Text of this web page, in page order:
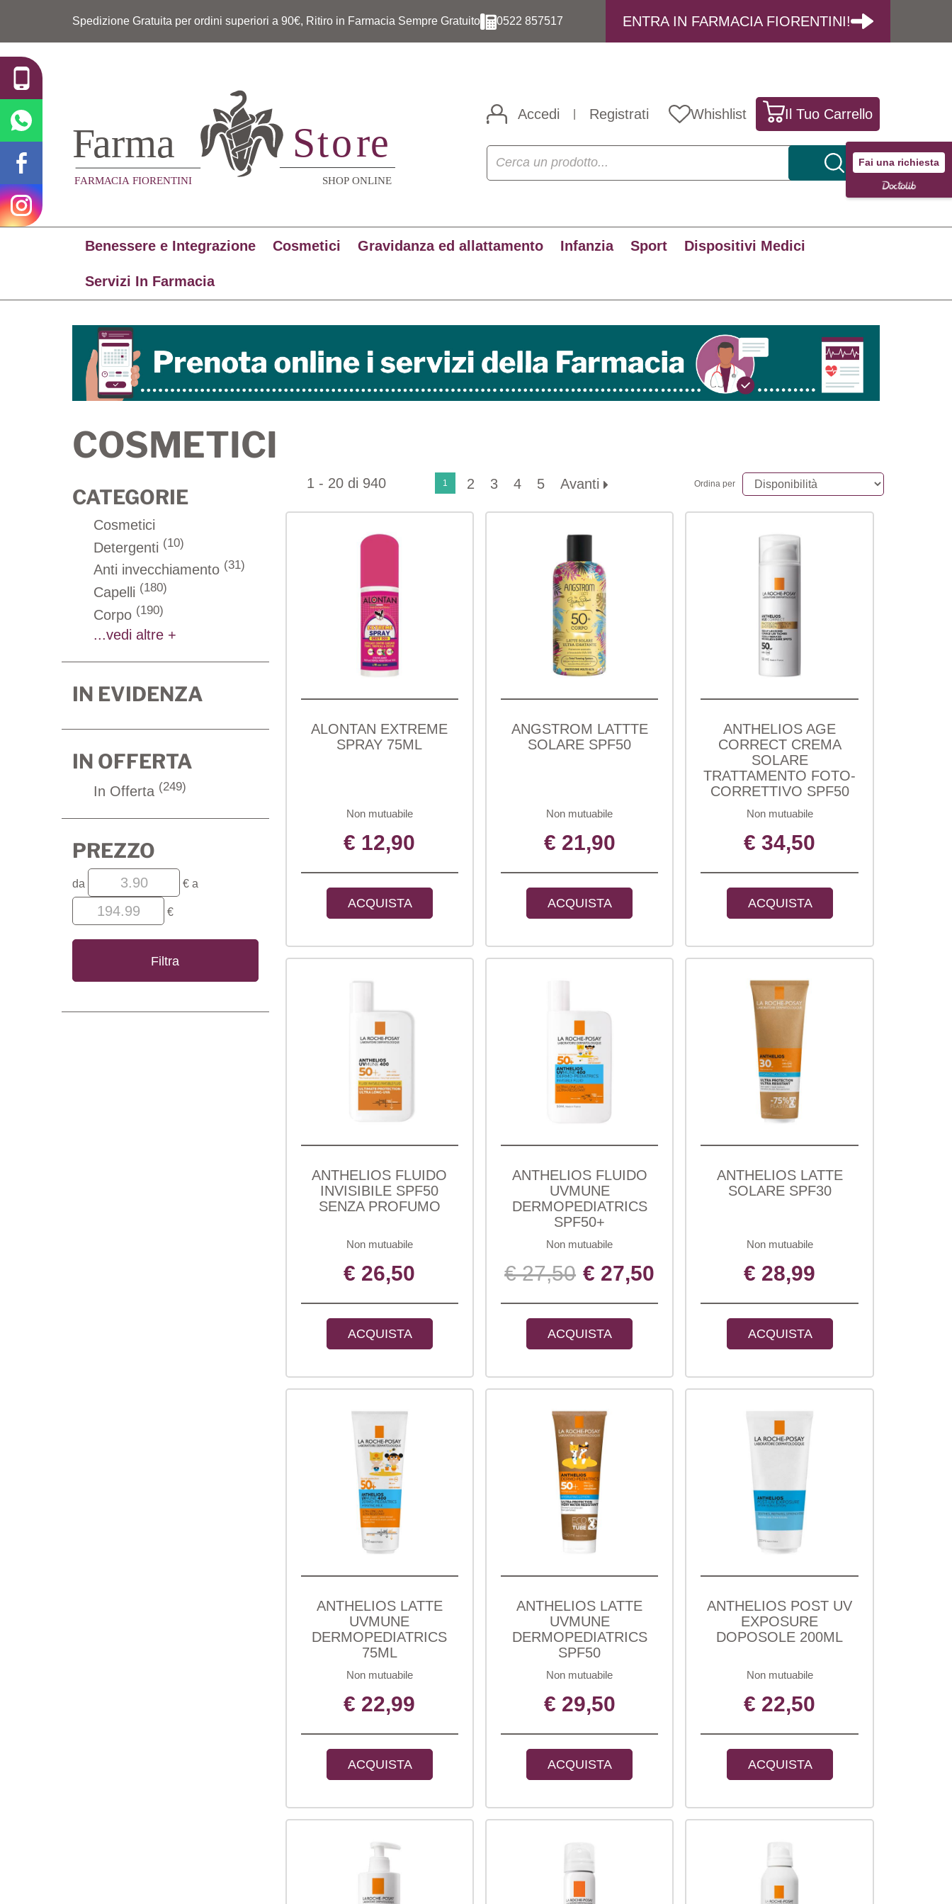
Fai una richiesta
Spedizione Gratuita per ordini superiori a 90€, Ritiro in Farmacia Sempre Gratuito 0522 857517 ENTRA IN FARMACIA FIORENTINI!
Accedi Registrati Whishlist Il Tuo Carrello
Benessere e Integrazione Cosmetici Gravidanza ed allattamento Infanzia Sport Dispositivi Medici
Servizi In Farmacia
COSMETICI
CATEGORIE
Cosmetici
Detergenti (10)
Anti invecchiamento (31)
Capelli (180)
Corpo (190)
...vedi altre +
IN EVIDENZA
IN OFFERTA
In Offerta (249)
PREZZO
filtra
da
da €
a
a
€
1 - 20 di 940 1 2 3 4 5 Avanti Ordina per
ALONTAN EXTREME
SPRAY 75ML
Non mutuabile
€ 12,90
ACQUISTA
ANGSTROM LATTTE
SOLARE SPF50
Non mutuabile
€ 21,90
ACQUISTA
ANTHELIOS AGE
CORRECT CREMA
SOLARE
TRATTAMENTO FOTO-
CORRETTIVO SPF50
Non mutuabile
€ 34,50
ACQUISTA
ANTHELIOS FLUIDO
INVISIBILE SPF50
SENZA PROFUMO
Non mutuabile
€ 26,50
ACQUISTA
ANTHELIOS FLUIDO
UVMUNE
DERMOPEDIATRICS
SPF50+
Non mutuabile
€ 27,50 € 27,50
ACQUISTA
ANTHELIOS LATTE
SOLARE SPF30
Non mutuabile
€ 28,99
ACQUISTA
ANTHELIOS LATTE
UVMUNE
DERMOPEDIATRICS
75ML
Non mutuabile
€ 22,99
ACQUISTA
ANTHELIOS LATTE
UVMUNE
DERMOPEDIATRICS
SPF50
Non mutuabile
€ 29,50
ACQUISTA
ANTHELIOS POST UV
EXPOSURE
DOPOSOLE 200ML
Non mutuabile
€ 22,50
ACQUISTA